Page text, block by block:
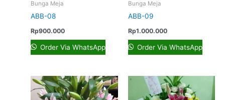
Bunga Meja
ABB-08
Rp900.000
Order Via WhatsApp
Bunga Meja
ABB-09
Rp1.000.000
Order Via WhatsApp